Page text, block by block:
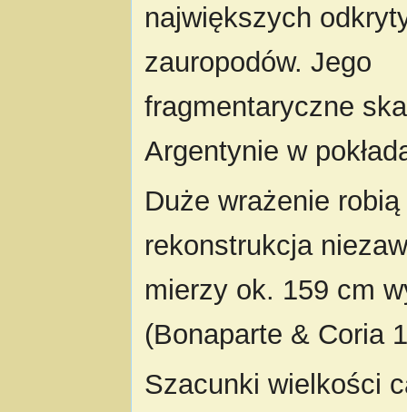
największych
zauropodów. Jego
fragmentaryczne
Argentynie w
Duże wrażenie
rekonstrukcja
mierzy ok. 159 cm
(Bonaparte & Coria
Szacunki wielkości